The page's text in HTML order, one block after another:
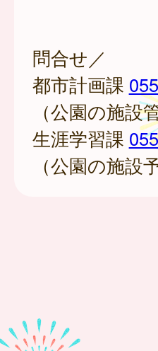
問合せ／
都市計画課
（公園の施設
生涯学習課
（公園の施設